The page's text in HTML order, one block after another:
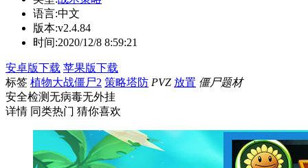
语言:中文
版本:v2.4.84
时间:2020/12/8 8:59:21
安卓版下载 苹果版下载
标签 植物大战僵尸2 策略塔防 PVZ 放置 僵尸题材
安全检测无病毒无外挂
详情 同类热门 猜你喜欢